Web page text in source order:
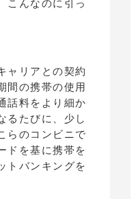
こんなのに引っ
ャリアとの契約
間の携帯の使用
話料をより細か
るたびに、少し
らのコンビニで
ドを基に携帯を
トバンキングを